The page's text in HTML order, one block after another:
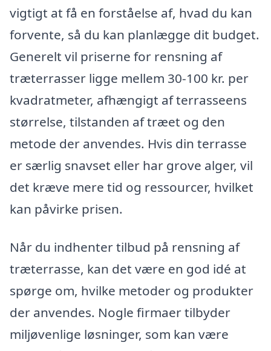
vigtigt at få en forståelse af, hvad du kan
forvente, så du kan planlægge dit budget.
Generelt vil priserne for rensning af
træterrasser ligge mellem 30-100 kr. per
kvadratmeter, afhængigt af terrasseens
størrelse, tilstanden af træet og den
metode der anvendes. Hvis din terrasse
er særlig snavset eller har grove alger, vil
det kræve mere tid og ressourcer, hvilket
kan påvirke prisen.
Når du indhenter tilbud på rensning af
træterrasse, kan det være en god idé at
spørge om, hvilke metoder og produkter
der anvendes. Nogle firmaer tilbyder
miljøvenlige løsninger, som kan være